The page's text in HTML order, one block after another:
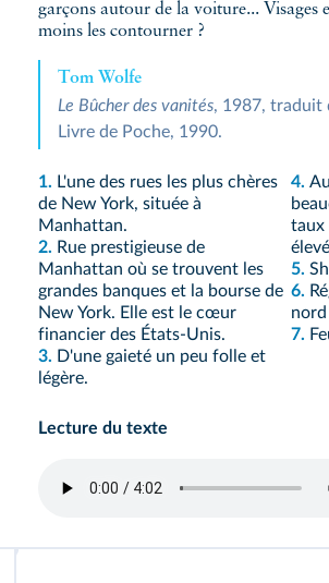
garçons autour de la voiture... Visages
moins les contourner ?
Tom Wolfe
Le Bûcher des vanités, 1987, traduit
Livre de Poche, 1990.
1. L'une des rues les plus chères
de New York, située à
Manhattan.
2. Rue prestigieuse de
Manhattan où se trouvent les
grandes banques et la bourse de
New York. Elle est le cœur
financier des États-Unis.
3. D'une gaieté un peu folle et
légère.
4.
taux
5.
6.
nord
7.
Lecture du texte